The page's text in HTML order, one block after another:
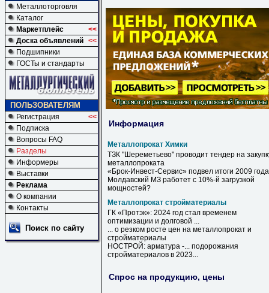
Металлоторговля
Каталог
Маркетплейс
<<
Доска объявлений <<
Подшипники
ГОСТы и стандарты
ПОЛЬЗОВАТЕЛЯМ
Регистрация
<<
Подписка
Вопросы FAQ
Разделы
Информеры
Выставки
Реклама
О компании
Контакты
Поиск по сайту
Информация
Металлопрокат Химки
ТЗК "Шереметьево" проводит тендер на
металлопроката
«Брок-Инвест-Сервис» подвел итоги 2009 года
Молдавский МЗ работет с 10%-й загрузкой
мощностей?
Металлопрокат стройматериалы
ГК «Протэк»: 2024 год стал временем
оптимизации и долговой ...
... о резком росте цен на металлопрокат и
стройматериалы
НОСТРОЙ: арматура -... подорожания
стройматериалов в 2023...
Спрос на продукцию, цены